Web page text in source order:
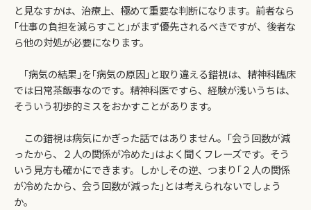
と見なすかは、治療上、極めて重要な判断になります。前者なら
｢仕事の負担を減らすこと｣がまず優先されるべきですが、後者な
ら他の対処が必要になります。
｢病気の結果｣を｢病気の原因｣と取り違える錯視は、精神科臨床
では日常茶飯事なのです。精神科医ですら、経験が浅いうちは、
そういう初歩的ミスをおかすことがあります。
この錯視は病気にかぎった話ではありません。｢会う回数が減
ったから、２人の関係が冷めた｣はよく聞くフレーズです。そう
いう見方も確かにできます。しかしその逆、つまり｢２人の関係
が冷めたから、会う回数が減った｣とは考えられないでしょう
か。